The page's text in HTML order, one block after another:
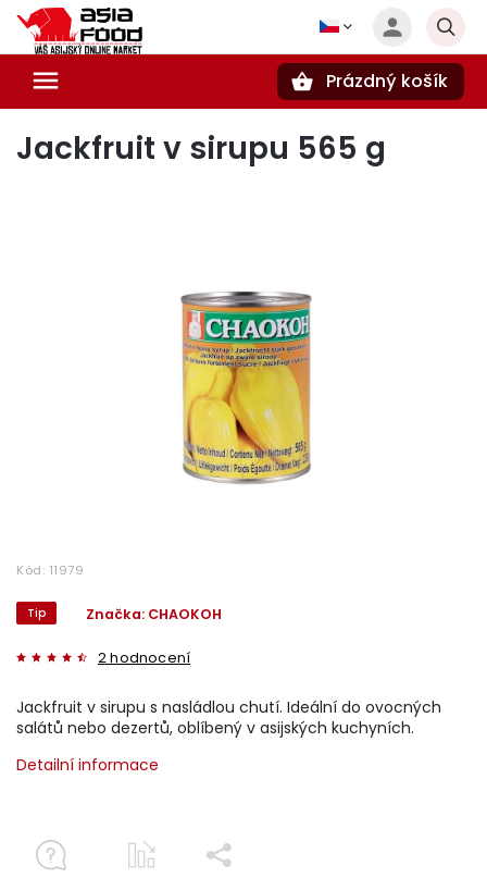
Prázdný košík
Jackfruit v sirupu 565 g
Kód: 11979
Tip
2 hodnocení
Značka: CHAOKOH
Jackfruit v sirupu s nasládlou chutí. Ideální do ovocných
salátů nebo dezertů, oblíbený v asijských kuchyních.
Detailní informace